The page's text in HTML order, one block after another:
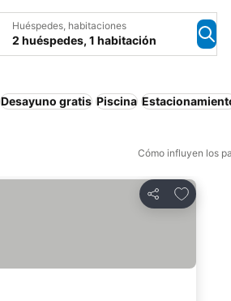
Huéspedes, habitaciones
2 huéspedes, 1 habitación
Desayuno gratis Piscina
Cómo influyen los
Compartir
Añadir a